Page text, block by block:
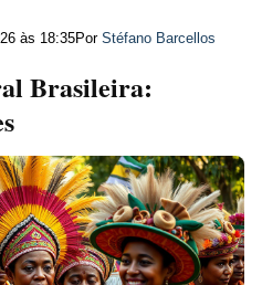
às 18:35Por Stéfano Barcellos
Brasileira: